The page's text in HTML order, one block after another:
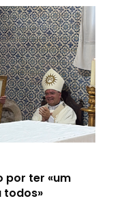
por ter «um
todos»